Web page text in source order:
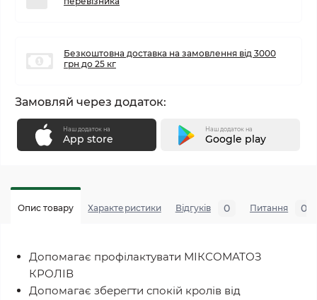
Безкоштовна доставка на замовлення від 3000
грн до 25 кг
Замовляй через додаток:
Наш додаток на
App store
Наш додаток на
Google play
Опис товару Характеристики Відгуків 0 Питання 0
Допомагає профілактувати МІКСОМАТОЗ
КРОЛІВ
Допомагає зберегти спокій кролів від